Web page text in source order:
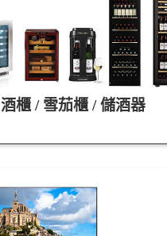
酒櫃 / 雪茄櫃 / 儲酒器